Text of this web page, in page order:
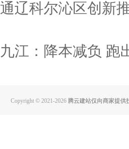
通辽科尔沁区创新
九江：降本减负 跑
Copyright © 2021-2026 腾云建站仅向商家提供